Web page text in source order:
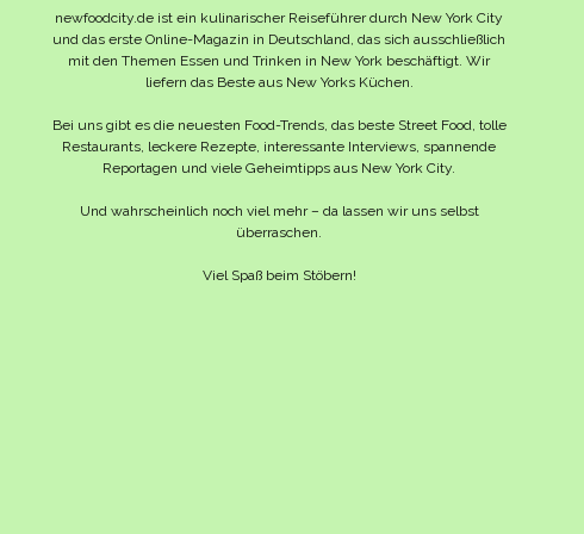
newfoodcity.de ist ein kulinarischer Reiseführer durch New York City
und das erste Online-Magazin in Deutschland, das sich ausschließlich
mit den Themen Essen und Trinken in New York beschäftigt. Wir
liefern das Beste aus New Yorks Küchen.
Bei uns gibt es die neuesten Food-Trends, das beste Street Food, tolle
Restaurants, leckere Rezepte, interessante Interviews, spannende
Reportagen und viele Geheimtipps aus New York City.
Und wahrscheinlich noch viel mehr – da lassen wir uns selbst
überraschen.
Viel Spaß beim Stöbern!